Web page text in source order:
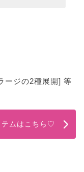
ージの2種展開] 等
テムはこちら♡